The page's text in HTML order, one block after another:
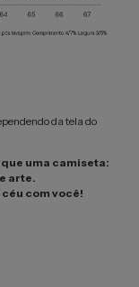
da tela do
uma camiseta:
arte.
com você!